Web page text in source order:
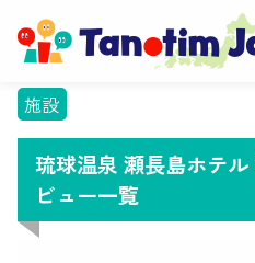
施設
琉球温泉 瀬長島ホテ
ビュー一覧